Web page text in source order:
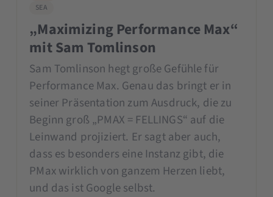
SEA
„Maximizing Performance Max“
mit Sam Tomlinson
Sam Tomlinson hegt große Gefühle für
Performance Max. Genau das bringt er in
seiner Präsentation zum Ausdruck, die zu
Beginn groß „PMAX = FELLINGS“ auf die
Leinwand projiziert. Er sagt aber auch,
dass es besonders eine Instanz gibt, die
PMax wirklich von ganzem Herzen liebt,
und das ist Google selbst.